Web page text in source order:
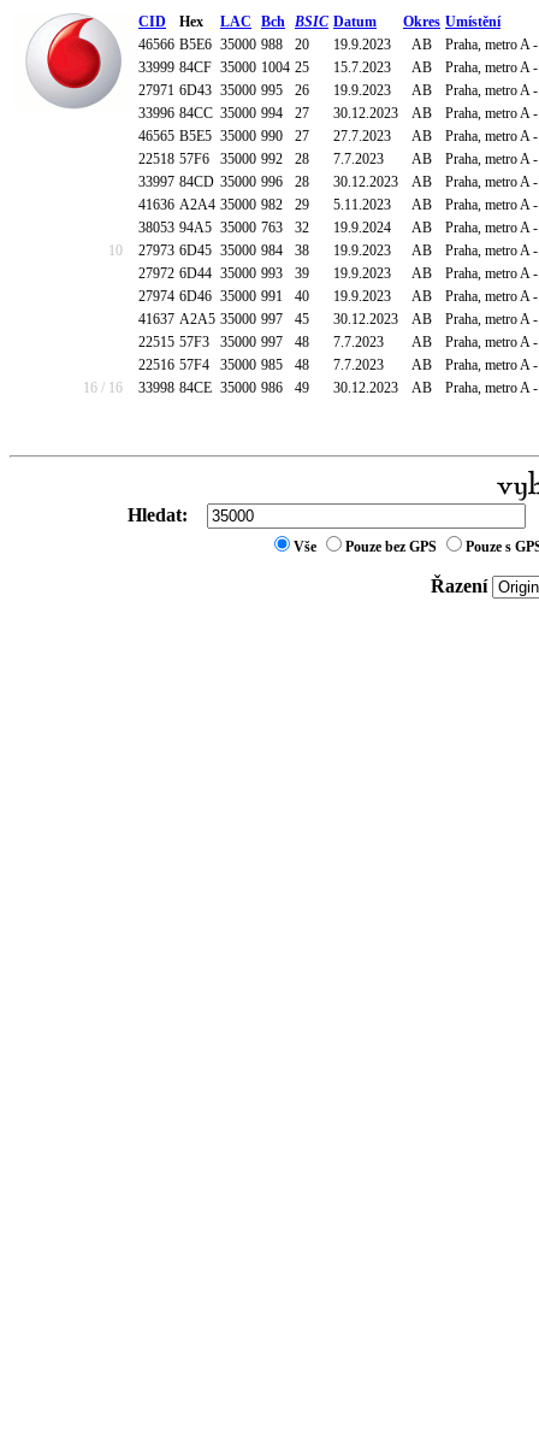
CID Hex LAC Bch BSIC Datum Okres Umístění
46566 B5E6 35000 988 20 19.9.2023 AB
Praha, metro A
33999 84CF 35000 1004 25 15.7.2023 AB
Praha, metro A
27971 6D43 35000 995 26 19.9.2023 AB
Praha, metro A
33996 84CC 35000 994 27 30.12.2023 AB
Praha, metro A
46565 B5E5 35000 990 27 27.7.2023 AB
Praha, metro A
22518 57F6 35000 992 28 7.7.2023 AB
Praha, metro A
33997 84CD 35000 996 28 30.12.2023 AB
Praha, metro A
41636 A2A4 35000 982 29 5.11.2023 AB
Praha, metro A
38053 94A5 35000 763 32 19.9.2024 AB
Praha, metro A
10
27973 6D45 35000 984 38 19.9.2023 AB
Praha, metro A
27972 6D44 35000 993 39 19.9.2023 AB
Praha, metro A
27974 6D46 35000 991 40 19.9.2023 AB
Praha, metro A
41637 A2A5 35000 997 45 30.12.2023 AB
Praha, metro A
22515 57F3 35000 997 48 7.7.2023 AB
Praha, metro A
22516 57F4 35000 985 48 7.7.2023 AB
Praha, metro A
16 / 16
33998 84CE 35000 986 49 30.12.2023 AB Praha, metro A
Hledat:
Vše Pouze bez GPS Pouze s
Řazení